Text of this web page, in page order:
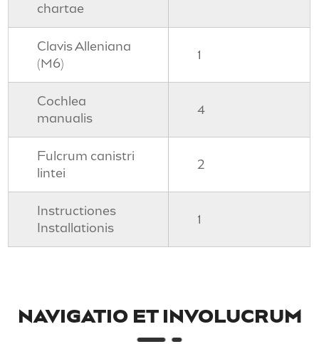
chartae
Clavis Alleniana
(M6)
1
Cochlea
manualis
4
Fulcrum canistri
lintei
2
Instructiones
Installationis
1
NAVIGATIO ET INVOLUCRUM